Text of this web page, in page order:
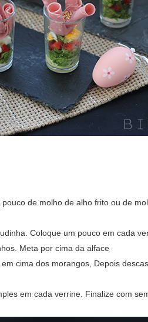
de molho de alho frito ou de
Coloque um pouco em cada
Meta por cima da alface
cima dos morangos, Depois
em cada verrine. Finalize com